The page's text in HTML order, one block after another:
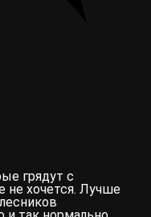
грядут с
не хочется. Лучше